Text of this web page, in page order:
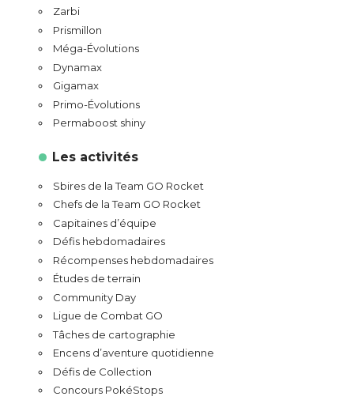
Zarbi
Prismillon
Méga-Évolutions
Dynamax
Gigamax
Primo-Évolutions
Permaboost shiny
Les activités
Sbires de la Team GO Rocket
Chefs de la Team GO Rocket
Capitaines d’équipe
Défis hebdomadaires
Récompenses hebdomadaires
Études de terrain
Community Day
Ligue de Combat GO
Tâches de cartographie
Encens d’aventure quotidienne
Défis de Collection
Concours PokéStops